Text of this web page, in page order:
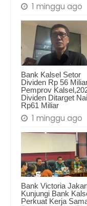
1 minggu ago
Bank Kalsel Setor
Dividen Rp 56
Pemprov
Dividen Ditarget
Rp61 Miliar
1 minggu ago
Bank Victoria
Kunjungi Bank
Perkuat Kerja